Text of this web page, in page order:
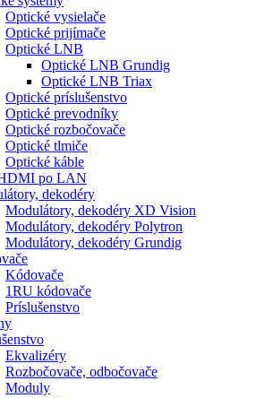
Optické vysielače
Optické prijímače
Optické LNB
Optické LNB Grundig
Optické LNB Triax
Optické príslušenstvo
Optické prevodníky
Optické rozbočovače
Optické tlmiče
Optické káble
po LAN
dekodéry
Modulátory, dekodéry XD Vision
Modulátory, dekodéry Polytron
Modulátory, dekodéry Grundig
Kódovače
1RU kódovače
Príslušenstvo
Ekvalizéry
Rozbočovače, odbočovače
Moduly